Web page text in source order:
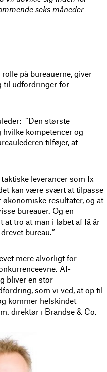
seks måneder
på bureauerne, giver
til udfordringer for
”Den største
kompetencer og
tilføjer, at
leverancer som fx
kan være svært at tilpasse
resultater, og at
bureauer. Og en
at tro at man i løbet af få år
bureau.”
mere alvorligt for
AI-
bliver en stor
som vi ved, at op til
kommer helskindet
direktør i Brandse & Co.